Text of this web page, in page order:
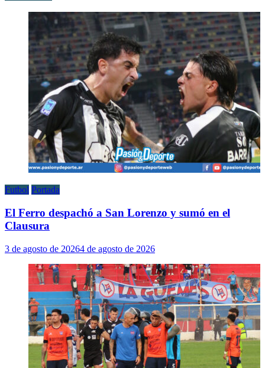
Futbol Portada
El Ferro despachó a San Lorenzo y sumó en el
Clausura
3 de agosto de 20264 de agosto de 2026